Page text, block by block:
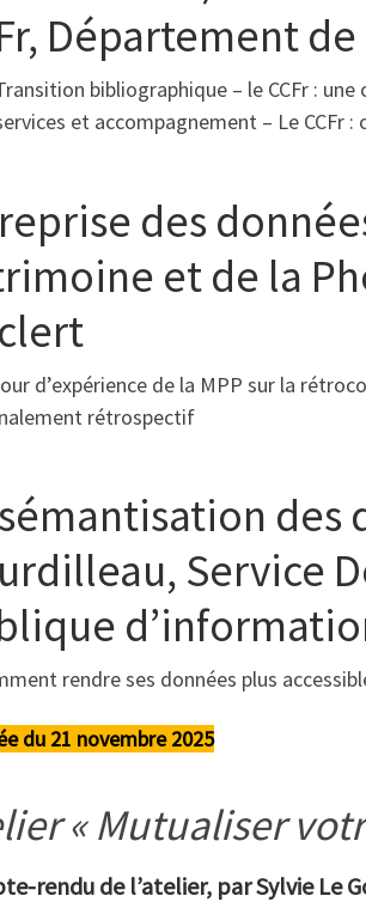
Département
bibliographique – le CCFr :
et accompagnement – Le CCFr
des
et de la
d’expérience de la MPP sur la
rétrospectif
des
Service
rendre ses données plus
du 21 novembre 2025
« Mutualiser
rendu de l’atelier, par Sylvie Le